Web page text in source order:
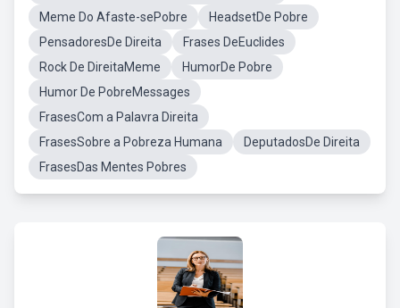
Meme Do Afaste-sePobre
HeadsetDe Pobre
PensadoresDe Direita
Frases DeEuclides
Rock De DireitaMeme
HumorDe Pobre
Humor De PobreMessages
FrasesCom a Palavra Direita
FrasesSobre a Pobreza Humana
DeputadosDe Direita
FrasesDas Mentes Pobres